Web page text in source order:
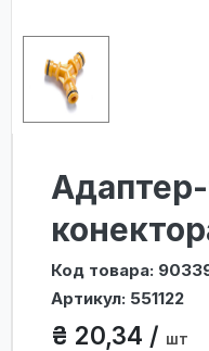
Код товара:
Артикул: 551122
₴ 20,34 / шт